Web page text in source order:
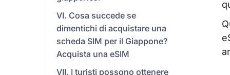
VI. Cosa succede se
dimentichi di acquistare una
scheda SIM per il Giappone?
Acquista una eSIM
VII. I turisti possono ottenere